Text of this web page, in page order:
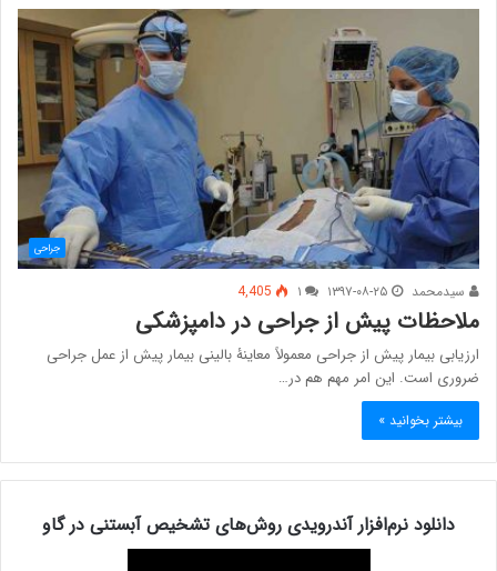
جراحی
سیدمحمد ۱۳۹۷-۰۸-۲۵ ۱ 4,405
ملاحظات پیش از جراحی در دامپزشکی
ارزیابی بیمار پیش از جراحی معمولاً معاینۀ بالینی بیمار پیش از عمل جراحی
ضروری است. این امر مهم هم در…
بیشتر بخوانید »
دانلود نرم‌افزار آندرویدی روش‌های تشخیص آبستنی در گاو